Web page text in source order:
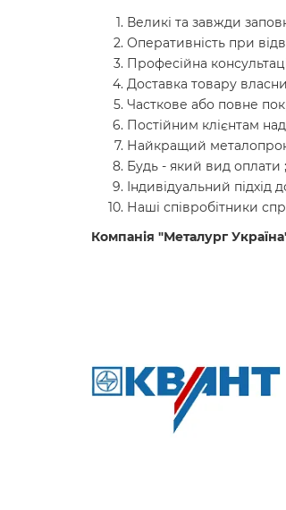
Великі та завжди
Оперативність при
Професійна
Доставка товару
Часткове або повне
Постійним клієнтам
Найкращий
Будь - який вид оплати ;
Індивідуальний підхід
Наші співробітники
Компанія "Металург